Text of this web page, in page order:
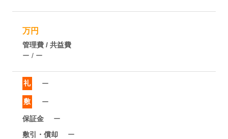
万円
管理費 / 共益費
ー / ー
礼 ー
敷 ー
保証金
ー
敷引・償却
ー